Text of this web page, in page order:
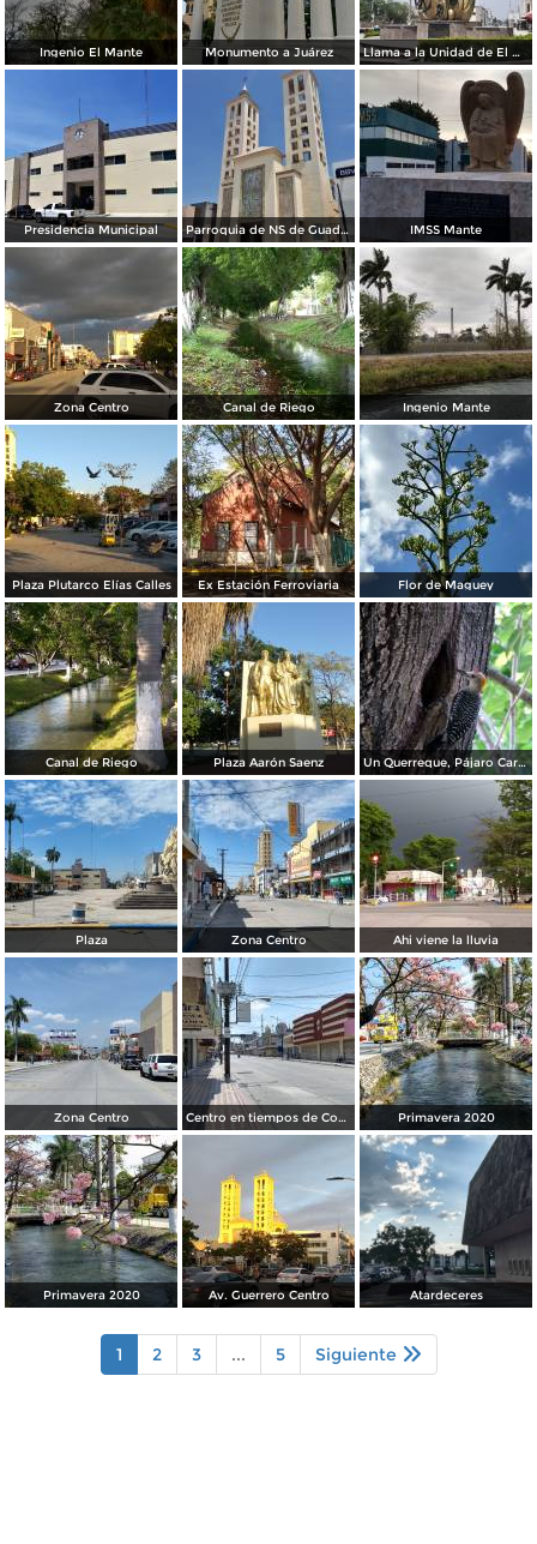
Ingenio El Mante Monumento a Juárez Llama a la Unidad de El Mante
Presidencia Municipal Parroquia de NS de Guadalupe IMSS Mante
Zona Centro Canal de Riego Ingenio Mante
Plaza Plutarco Elías Calles Ex Estación Ferroviaria Flor de Maguey
Canal de Riego Plaza Aarón Saenz Un Querreque, Pájaro Carpintero
Plaza Zona Centro Ahi viene la lluvia
Zona Centro Centro en tiempos de Covid19 Primavera 2020
Primavera 2020 Av. Guerrero Centro Atardeceres
1 2 3 ... 5 Siguiente